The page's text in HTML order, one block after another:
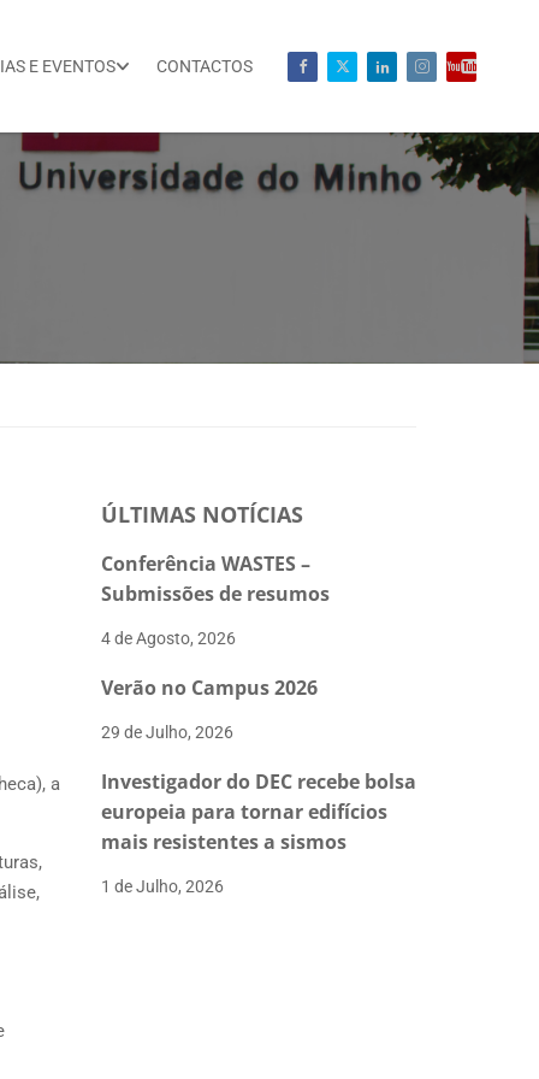
E EVENTOS CONTACTOS
a
ÚLTIMAS NOTÍCIAS
Conferência WASTES –
Submissões de resumos
4 de Agosto, 2026
Verão no Campus 2026
29 de Julho, 2026
Investigador do DEC recebe bolsa
europeia para tornar edifícios
mais resistentes a sismos
1 de Julho, 2026